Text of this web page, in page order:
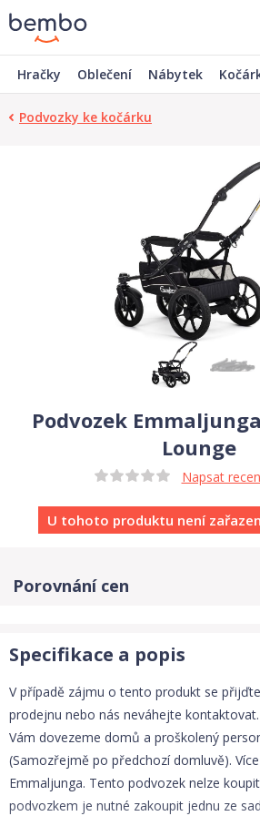
Hračky Oblečení Nábytek
Podvozky ke kočárku
Podvozek
Lounge
Napsat
U tohoto produktu není
Porovnání cen
Specifikace a popis
V případě zájmu o tento produkt se
prodejnu nebo nás neváhejte
Vám dovezeme domů a proškolený
(Samozřejmě po předchozí domluvě).
Emmaljunga. Tento podvozek nelze
podvozkem je nutné zakoupit jednu ze